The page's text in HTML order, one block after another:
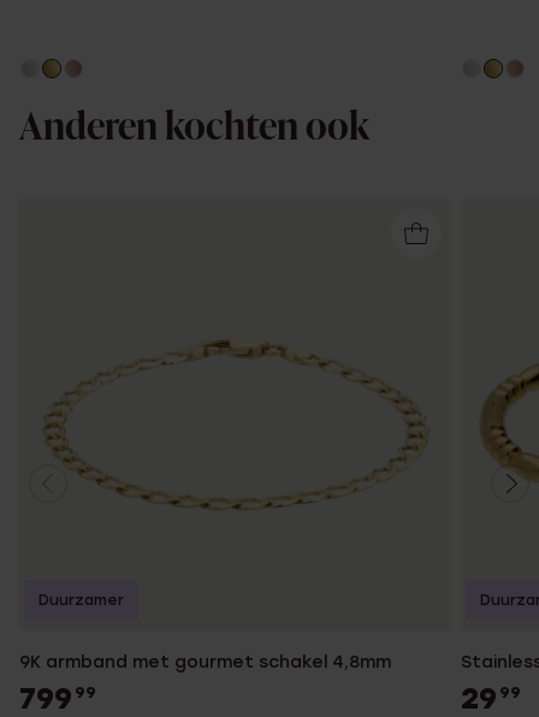
Anderen kochten ook
9K armband met gourmet schakel 4,8mm
799 99
Duurzamer
29 99